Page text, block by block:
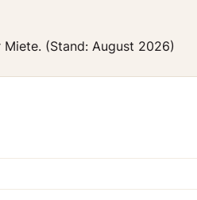
(Stand: August 2026)